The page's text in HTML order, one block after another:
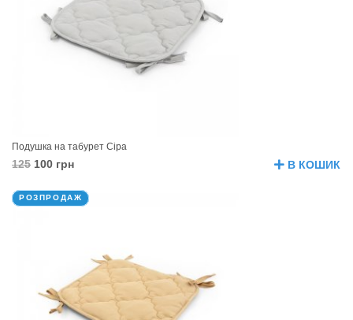
Подушка на табурет Сіра
125 100 грн В КОШИК
РОЗПРОДАЖ